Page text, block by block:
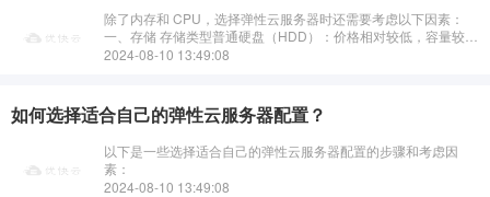
除了内存和 CPU，选择弹性云服务器时还需要考虑以下因素：
一、存储 存储类型普通硬盘（HDD）：价格相对较低，容量较
大，但读写速度较慢。适合存储大量不常访问的数据···
2024-08-10 13:49:08
如何选择适合自己的弹性云服务器配置？
以下是一些选择适合自己的弹性云服务器配置的步骤和考虑因
素：
2024-08-10 13:49:08